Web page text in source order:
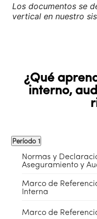
Los documentos se
vertical en nuestro
¿Qué
interno,
Período 1
Normas y
Aseguramiento y
Marco de
Interna
Marco de